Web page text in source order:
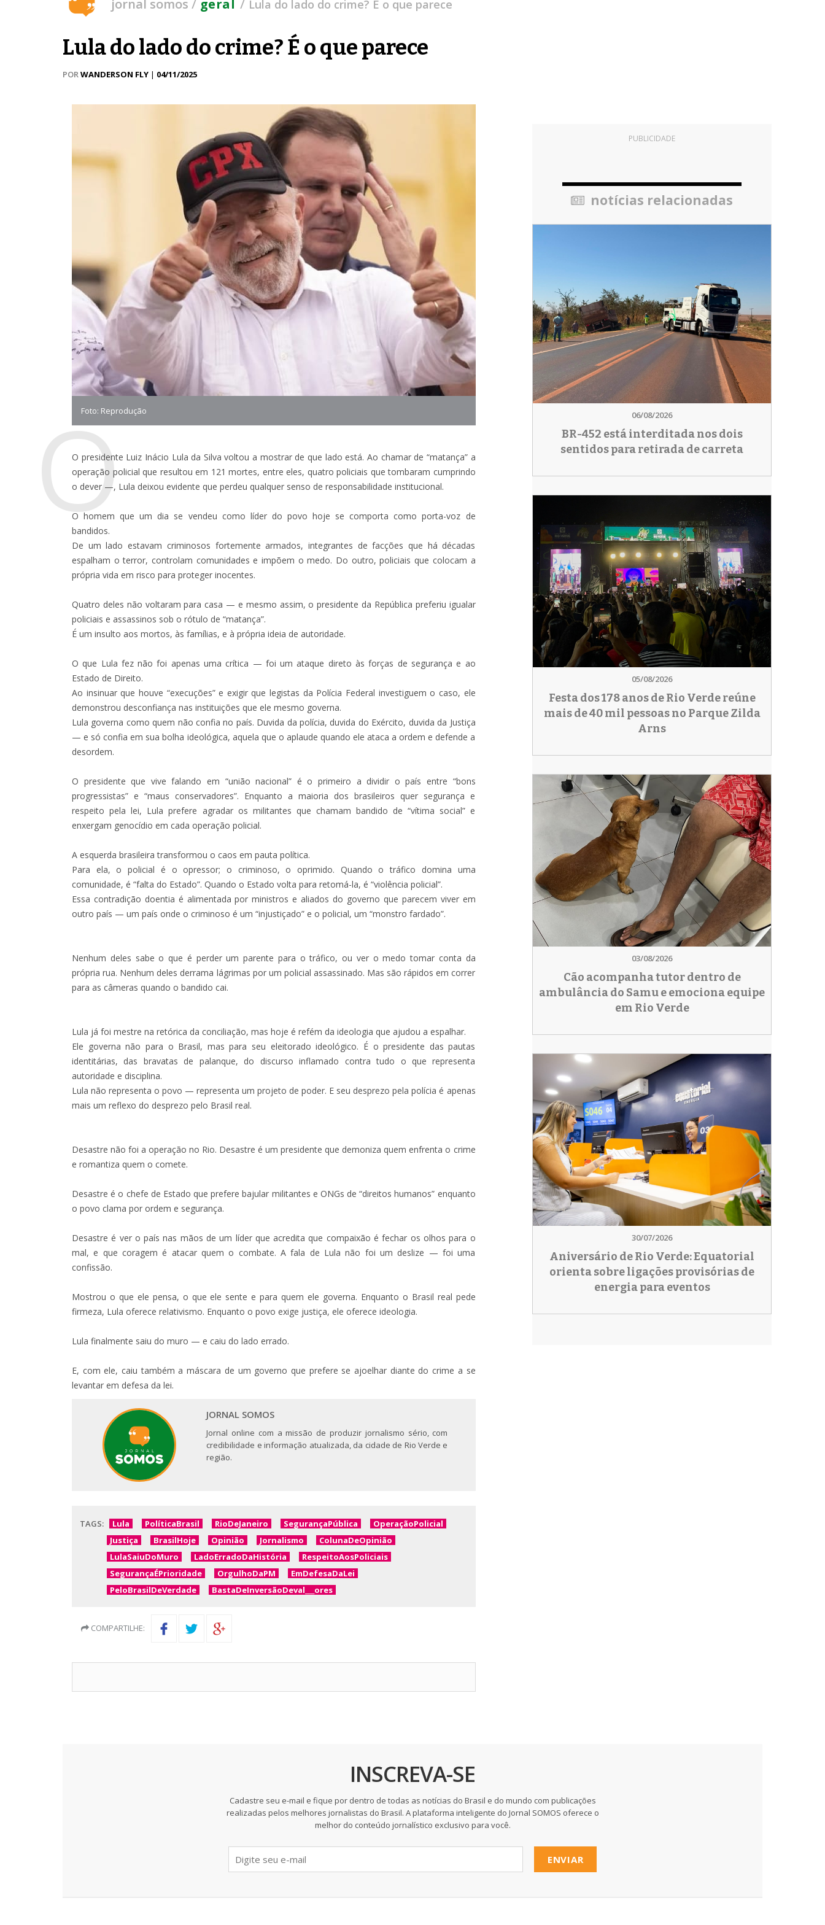
jornal somos geral Lula do lado do crime? É o que parece
Lula do lado do crime? É o que parece
PORWANDERSON FLY | 04/11/2025
Foto: Reprodução
O
O presidente Luiz Inácio Lula da Silva voltou a mostrar de que lado está. Ao chamar de “matança” a
operação policial que resultou em 121 mortes, entre eles, quatro policiais que tombaram cumprindo
o dever —, Lula deixou evidente que perdeu qualquer senso de responsabilidade institucional.
O homem que um dia se vendeu como líder do povo hoje se comporta como porta-voz de
bandidos.
De um lado estavam criminosos fortemente armados, integrantes de facções que há décadas
espalham o terror, controlam comunidades e impõem o medo. Do outro, policiais que colocam a
própria vida em risco para proteger inocentes.
Quatro deles não voltaram para casa — e mesmo assim, o presidente da República preferiu igualar
policiais e assassinos sob o rótulo de “matança”.
É um insulto aos mortos, às famílias, e à própria ideia de autoridade.
O que Lula fez não foi apenas uma crítica — foi um ataque direto às forças de segurança e ao
Estado de Direito.
Ao insinuar que houve “execuções” e exigir que legistas da Polícia Federal investiguem o caso, ele
demonstrou desconfiança nas instituições que ele mesmo governa.
Lula governa como quem não confia no país. Duvida da polícia, duvida do Exército, duvida da Justiça
— e só confia em sua bolha ideológica, aquela que o aplaude quando ele ataca a ordem e defende a
desordem.
O presidente que vive falando em “união nacional” é o primeiro a dividir o país entre “bons
progressistas” e “maus conservadores”. Enquanto a maioria dos brasileiros quer segurança e
respeito pela lei, Lula prefere agradar os militantes que chamam bandido de “vítima social” e
enxergam genocídio em cada operação policial.
A esquerda brasileira transformou o caos em pauta política.
Para ela, o policial é o opressor; o criminoso, o oprimido. Quando o tráfico domina uma
comunidade, é “falta do Estado”. Quando o Estado volta para retomá-la, é “violência policial”.
Essa contradição doentia é alimentada por ministros e aliados do governo que parecem viver em
outro país — um país onde o criminoso é um “injustiçado” e o policial, um “monstro fardado”.
Nenhum deles sabe o que é perder um parente para o tráfico, ou ver o medo tomar conta da
própria rua. Nenhum deles derrama lágrimas por um policial assassinado. Mas são rápidos em correr
para as câmeras quando o bandido cai.
Lula já foi mestre na retórica da conciliação, mas hoje é refém da ideologia que ajudou a espalhar.
Ele governa não para o Brasil, mas para seu eleitorado ideológico. É o presidente das pautas
identitárias, das bravatas de palanque, do discurso inflamado contra tudo o que representa
autoridade e disciplina.
Lula não representa o povo — representa um projeto de poder. E seu desprezo pela polícia é apenas
mais um reflexo do desprezo pelo Brasil real.
Desastre não foi a operação no Rio. Desastre é um presidente que demoniza quem enfrenta o crime
e romantiza quem o comete.
Desastre é o chefe de Estado que prefere bajular militantes e ONGs de “direitos humanos” enquanto
o povo clama por ordem e segurança.
Desastre é ver o país nas mãos de um líder que acredita que compaixão é fechar os olhos para o
mal, e que coragem é atacar quem o combate. A fala de Lula não foi um deslize — foi uma
confissão.
Mostrou o que ele pensa, o que ele sente e para quem ele governa. Enquanto o Brasil real pede
firmeza, Lula oferece relativismo. Enquanto o povo exige justiça, ele oferece ideologia.
Lula finalmente saiu do muro — e caiu do lado errado.
E, com ele, caiu também a máscara de um governo que prefere se ajoelhar diante do crime a se
levantar em defesa da lei.
JORNAL SOMOS
Jornal online com a missão de produzir jornalismo sério, com
credibilidade e informação atualizada, da cidade de Rio Verde e
região.
TAGS: Lula PolíticaBrasil RioDeJaneiro SegurançaPública
OperaçãoPolicial
Justiça
BrasilHoje Opinião Jornalismo
ColunaDeOpinião
LulaSaiuDoMuro
LadoErradoDaHistória
RespeitoAosPoliciais
SegurançaÉPrioridade
OrgulhoDaPM
EmDefesaDaLei
PeloBrasilDeVerdade
BastaDeInversãoDeval___ores
COMPARTILHE:
PUBLICIDADE
notícias relacionadas
06/08/2026
BR-452 está interditada nos dois
sentidos para retirada de carreta
05/08/2026
Festa dos 178 anos de Rio Verde reúne
mais de 40 mil pessoas no Parque Zilda
Arns
03/08/2026
Cão acompanha tutor dentro de
ambulância do Samu e emociona equipe
em Rio Verde
30/07/2026
Aniversário de Rio Verde: Equatorial
orienta sobre ligações provisórias de
energia para eventos
INSCREVA-SE
Cadastre seu e-mail e fique por dentro de todas as notícias do Brasil e do mundo com publicações
realizadas pelos melhores jornalistas do Brasil. A plataforma inteligente do Jornal SOMOS oferece o
melhor do conteúdo jornalístico exclusivo para você.
ENVIAR